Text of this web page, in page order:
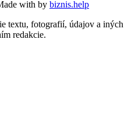
with by biznis.help
textu, fotografií, údajov a iných
redakcie.